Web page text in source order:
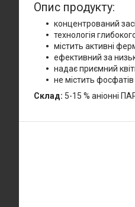
Опис продукту:
концентрований
технологія
містить активні
ефективний за
надає приємний
не містить фосфатів
Склад: 5-15 % аніонні